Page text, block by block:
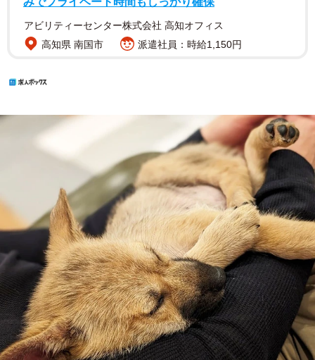
アビリティーセンター株式会社 高知オフィス
高知県 南国市
派遣社員：時給1,150円